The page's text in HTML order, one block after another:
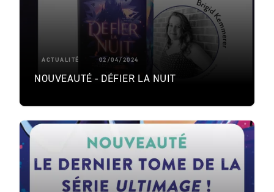
ACTUALITÉ 02/04/2024
NOUVEAUTÉ - DÉFIER LA NUIT